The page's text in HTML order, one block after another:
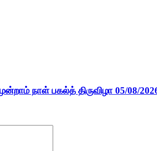
நாள் பகல்த் திருவிழா 05/08/